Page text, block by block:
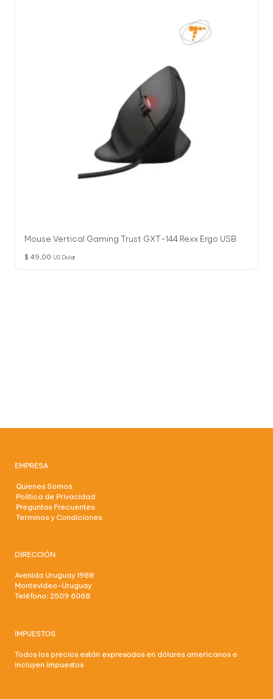
Mouse Vertical Gaming Trust GXT-144 Rexx Ergo USB
$ 49,00 US Dolar
EMPRESA
Quienes Somos
Politica de Privacidad
Preguntas Frecuentes
Terminos y Condiciones
DIRECCIÓN
Avenida Uruguay 1988
Montevideo-Uruguay
Teléfono: 2509 6068
IMPUESTOS
Todos los precios están expresados en dólares americanos e
incluyen impuestos